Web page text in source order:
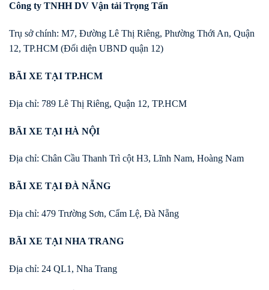
Công ty TNHH DV Vận tải Trọng Tấn
Trụ sở chính: M7, Đường Lê Thị Riêng, Phường Thới An, Quận
12, TP.HCM (Đối diện UBND quận 12)
BÃI XE TẠI TP.HCM
Địa chỉ: 789 Lê Thị Riêng, Quận 12, TP.HCM
BÃI XE TẠI HÀ NỘI
Địa chỉ: Chân Cầu Thanh Trì cột H3, Lĩnh Nam, Hoàng Nam
BÃI XE TẠI ĐÀ NẴNG
Địa chỉ: 479 Trường Sơn, Cẩm Lệ, Đà Nẵng
BÃI XE TẠI NHA TRANG
Địa chỉ: 24 QL1, Nha Trang